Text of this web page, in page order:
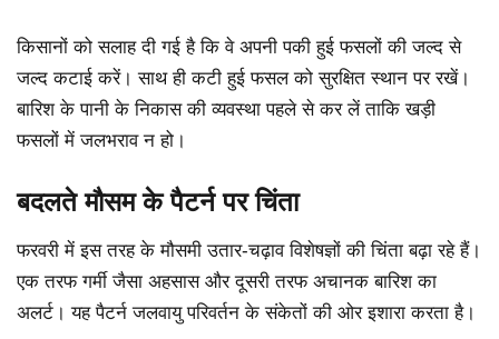
किसानों को सलाह दी गई है कि वे अपनी पकी हुई फसलों की जल्द से
जल्द कटाई करें। साथ ही कटी हुई फसल को सुरक्षित स्थान पर रखें।
बारिश के पानी के निकास की व्यवस्था पहले से कर लें ताकि खड़ी
फसलों में जलभराव न हो।
बदलते मौसम के पैटर्न पर चिंता
फरवरी में इस तरह के मौसमी उतार-चढ़ाव विशेषज्ञों की चिंता बढ़ा रहे हैं।
एक तरफ गर्मी जैसा अहसास और दूसरी तरफ अचानक बारिश का
अलर्ट। यह पैटर्न जलवायु परिवर्तन के संकेतों की ओर इशारा करता है।